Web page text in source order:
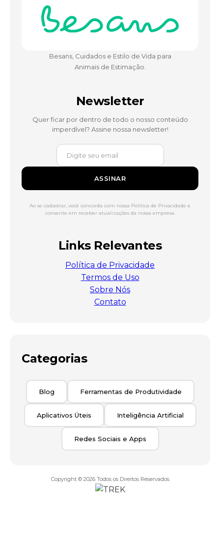
Besans, Cuidados e Estilo de Vida para
Animais de Estimação.
Newsletter
Quer ficar por dentro de todo o nosso conteúdo
imperdível? Assine nossa newsletter!
ASSINAR
Ao se cadastrar, você concorda com nossa Política de Privacidade e
consente em receber atualizações da nossa empresa.
Links Relevantes
Política de Privacidade
Termos de Uso
Sobre Nós
Contato
Categorias
Blog Ferramentas de Produtividade
Aplicativos Úteis Inteligência Artificial
Redes Sociais e Apps
Copyright © 2026 Todos os Direitos Reservados